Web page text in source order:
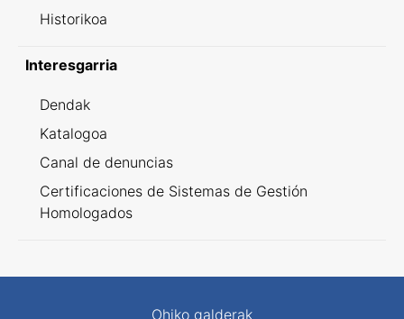
Historikoa
Interesgarria
Dendak
Katalogoa
Canal de denuncias
Certificaciones de Sistemas de Gestión
Homologados
Ohiko galderak